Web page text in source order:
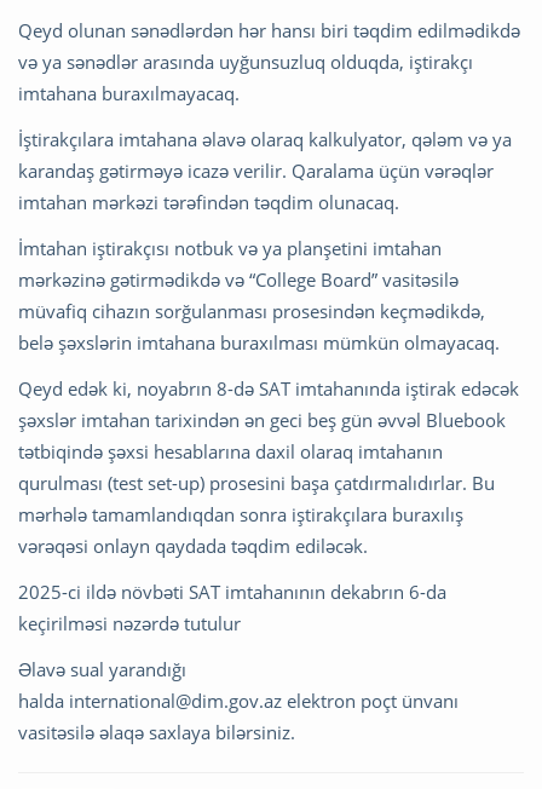
Qeyd olunan sənədlərdən hər hansı biri təqdim edilmədikdə
və ya sənədlər arasında uyğunsuzluq olduqda, iştirakçı
imtahana buraxılmayacaq.
İştirakçılara imtahana əlavə olaraq kalkulyator, qələm və ya
karandaş gətirməyə icazə verilir. Qaralama üçün vərəqlər
imtahan mərkəzi tərəfindən təqdim olunacaq.
İmtahan iştirakçısı notbuk və ya planşetini imtahan
mərkəzinə gətirmədikdə və “College Board” vasitəsilə
müvafiq cihazın sorğulanması prosesindən keçmədikdə,
belə şəxslərin imtahana buraxılması mümkün olmayacaq.
Qeyd edək ki, noyabrın 8-də SAT imtahanında iştirak edəcək
şəxslər imtahan tarixindən ən geci beş gün əvvəl Bluebook
tətbiqində şəxsi hesablarına daxil olaraq imtahanın
qurulması (test set-up) prosesini başa çatdırmalıdırlar. Bu
mərhələ tamamlandıqdan sonra iştirakçılara buraxılış
vərəqəsi onlayn qaydada təqdim ediləcək.
2025-ci ildə növbəti SAT imtahanının dekabrın 6-da
keçirilməsi nəzərdə tutulur
Əlavə sual yarandığı
halda international@dim.gov.az elektron poçt ünvanı
vasitəsilə əlaqə saxlaya bilərsiniz.